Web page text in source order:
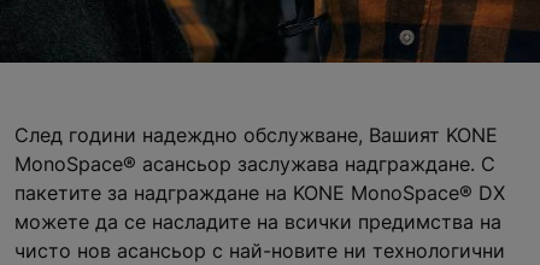
След години надеждно обслужване, Вашият KONE
MonoSpace® асансьор заслужава надграждане. С
пакетите за надграждане на KONE MonoSpace® DX
можете да се насладите на всички предимства на
чисто нов асансьор с най-новите ни технологични